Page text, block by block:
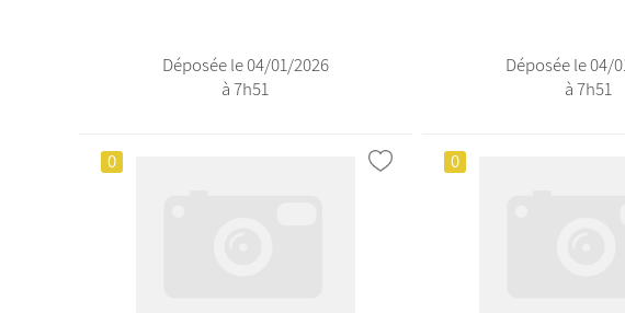
Déposée le 04/01/2026
à 7h51
Déposée le 04/
à 7h51
0 0